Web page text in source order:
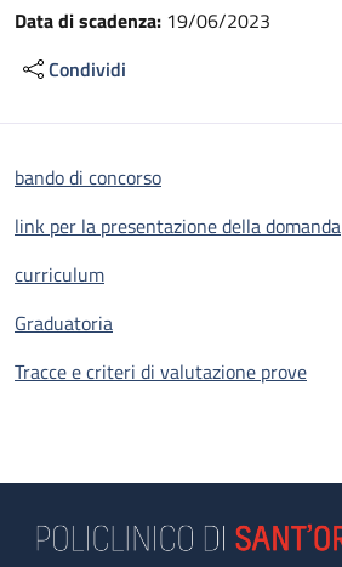
Data di scadenza: 19/06/2023
Condividi
bando di concorso
link per la presentazione della domanda
curriculum
Graduatoria
Tracce e criteri di valutazione prove